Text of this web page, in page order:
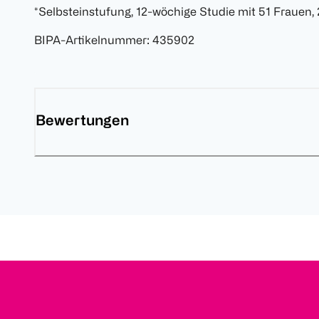
*Selbsteinstufung, 12-wöchige Studie mit 51 Frauen,
BIPA-Artikelnummer: 435902
Bewertungen